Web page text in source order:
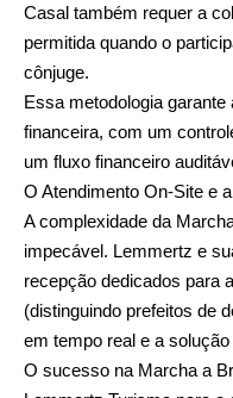
Casal também requer a
permitida quando o
cônjuge.
Essa metodologia
financeira, com um
um fluxo financeiro
O Atendimento On-Site e
A complexidade da
impecável. Lemmertz e
recepção dedicados para
(distinguindo prefeitos de
em tempo real e a
O sucesso na Marcha a